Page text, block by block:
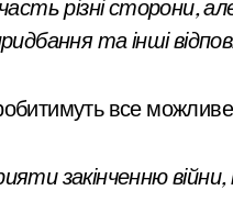
різні сторони,
та інші
все можливе
закінченню